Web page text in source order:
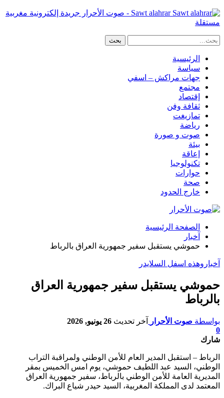
Sawt alahrar - صوت الأحرار جريدة إلكترونية مغربية
مستقلة
الرئيسية
سياسة
جهات مراكش – اسفي
مجتمع
إقتصاد
ثقافة وفن
تمازيغت
رياضة
صوت و صورة
بيئة
إعاقة
تكنولوجيا
حوارات
صحة
خارج الحدود
الصفحة الرئيسية
آخبار
حموشي يستقبل سفير جمهورية العراق بالرباط
آخبار وهذه اسفل السلايدر
حموشي يستقبل سفير جمهورية العراق
بالرباط
بواسطة صوت الأحرار آخر تحديث 26 يونيو, 2026
0
شارك
الرباط – استقبل المدير العام للأمن الوطني ولمراقبة التراب
الوطني، السيد عبد اللطيف حموشي، يوم امس الخميس بمقر
المديرية العامة للأمن الوطني بالرباط، سفير جمهورية العراق
المعتمد لدى المملكة المغربية، السيد حيدر شياع البراك.